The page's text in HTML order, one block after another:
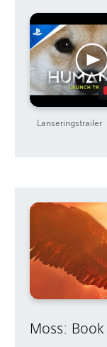
Lanseringstrailer
Moss: Book